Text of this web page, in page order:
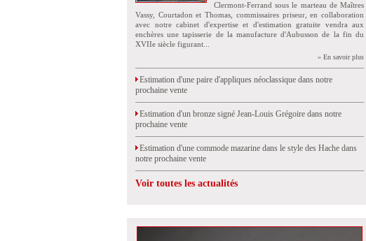
Clermont-Ferrand sous le marteau de Maîtres
Vassy, Courtadon et Thomas, commissaires priseur, en collaboration
avec notre cabinet d'expertise et d'estimation gratuite vendra aux
enchères une tapisserie de la manufacture d'Aubusson de la fin du
XVIIe siècle figurant...
» En savoir plus
Estimation d'une paire d'appliques néoclassique dans notre
prochaine vente
Estimation d'un bronze signé Jean-Louis Grégoire dans notre
prochaine vente
Estimation d'une commode mazarine dans le style des Hache dans
notre prochaine vente
Voir toutes les actualités